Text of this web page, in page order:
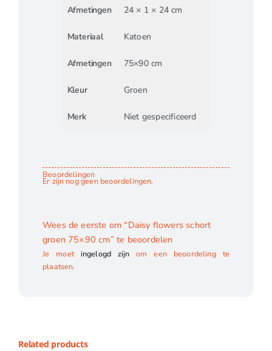
Afmetingen 24 × 1 × 24 cm
Materiaal Katoen
Afmetingen 75×90 cm
Kleur Groen
Merk Niet gespecificeerd
Beoordelingen
Er zijn nog geen beoordelingen.
Wees de eerste om “Daisy flowers schort
groen 75×90 cm” te beoordelen
Je moet ingelogd zijn om een beoordeling te
plaatsen.
Related products